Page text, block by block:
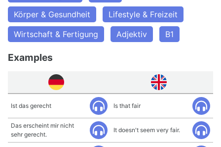
Körper & Gesundheit
Lifestyle & Freizeit
Wirtschaft & Fertigung
Adjektiv B1
Examples
Ist das gerecht Is that fair
Das erscheint mir nicht
sehr gerecht.
It doesn't seem very fair.